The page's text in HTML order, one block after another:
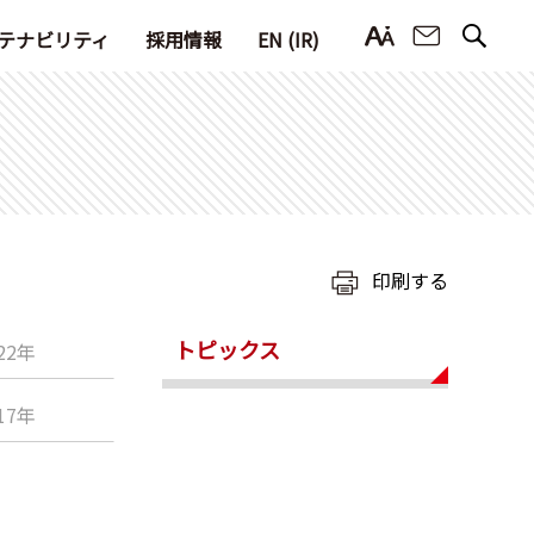
ナビリティ 採用情報 EN (IR) お問い
印刷する
年
年
トピックス